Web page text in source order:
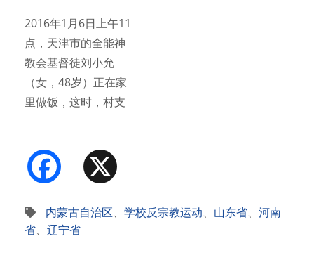
2016年1月6日上午11
点，天津市的全能神
教会基督徒刘小允
（女，48岁）正在家
里做饭，这时，村支
Facebook
内蒙古自治区、 学校反宗教运动、 山东省、 河南
省、 辽宁省